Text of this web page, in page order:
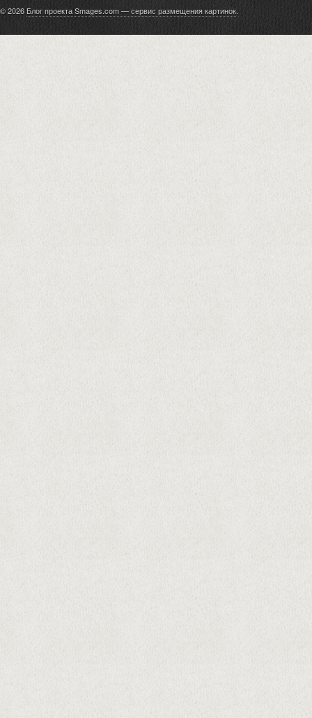
© 2026 Блог проекта Smages.com — сервис размещения картинок.